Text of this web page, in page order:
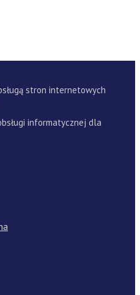
stron internetowych
informatycznej dla